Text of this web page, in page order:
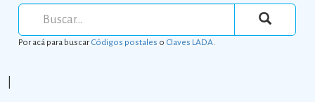
Por acá para buscarCódigos postales o Claves LADA.